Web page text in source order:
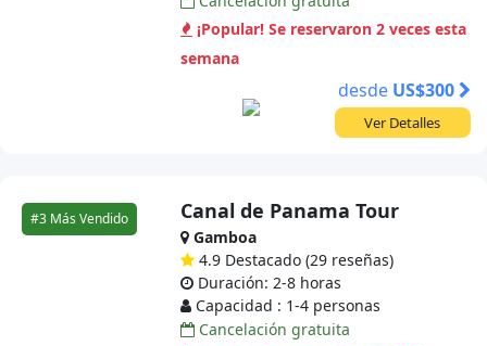
¡Popular! Se reservaron 2 veces esta
semana
desde US$300
Ver Detalles
#3 Más Vendido Canal de Panama Tour
Gamboa
4.9 Destacado (29 reseñas)
Duración: 2-8 horas
Capacidad : 1-4 personas
Cancelación gratuita